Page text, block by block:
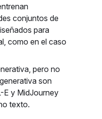
conjuntos de
para
como en el caso
pero no
son
E y MidJourney
texto.